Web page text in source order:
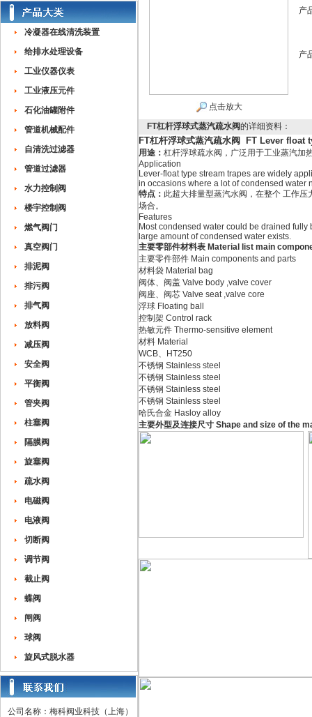
冷凝器在线清洗装置
给排水处理设备
工业仪器仪表
工业液压元件
石化油罐附件
管道机械配件
自清洗过滤器
管道过滤器
水力控制阀
楼宇控制阀
燃气阀门
真空阀门
排泥阀
排污阀
排气阀
放料阀
减压阀
安全阀
平衡阀
管夹阀
柱塞阀
隔膜阀
旋塞阀
疏水阀
电磁阀
电液阀
切断阀
调节阀
截止阀
蝶阀
闸阀
球阀
旋风式脱水器
公司名称：梅科阀业科技（上海）
点击放大
产
产
FT杠杆浮球式蒸汽疏水阀的详细资料：
FT杠杆浮球式蒸汽疏水阀 FT Lever float
用途： 杠杆浮球疏水阀，广泛用于工业蒸汽加
Application
Lever-float type stream trapes are widely
in occasions where a lot of condensed water
特点： 此超大排量型蒸汽水阀，在整个 工作
场合。
Features
Most condensed water could be drained
large amount of condensed water exists.
主要零部件材料表 Material list main
主要零件部件 Main components and parts
材料袋 Material bag
阀体、阀盖 Valve body ,valve cover
阀座、阀芯 Valve seat ,valve core
浮球 Floating ball
控制架 Control rack
热敏元件 Thermo-sensitive element
材料 Material
WCB、HT250
不锈钢 Stainless steel
不锈钢 Stainless steel
不锈钢 Stainless steel
不锈钢 Stainless steel
哈氏合金 Hasloy alloy
主要外型及连接尺寸 Shape and size of the